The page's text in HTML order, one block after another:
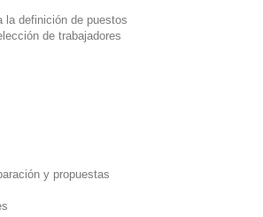
la definición de puestos
de trabajadores
y propuestas